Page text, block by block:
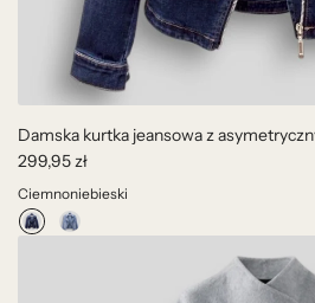
Damska kurtka jeansowa z
299,95 zł
Ciemnoniebieski